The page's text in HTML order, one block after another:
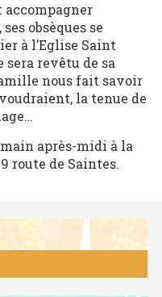
obsèques se
à l’Eglise Saint
sera revêtu de sa
nous fait savoir
la tenue de
après-midi à la
route de Saintes.